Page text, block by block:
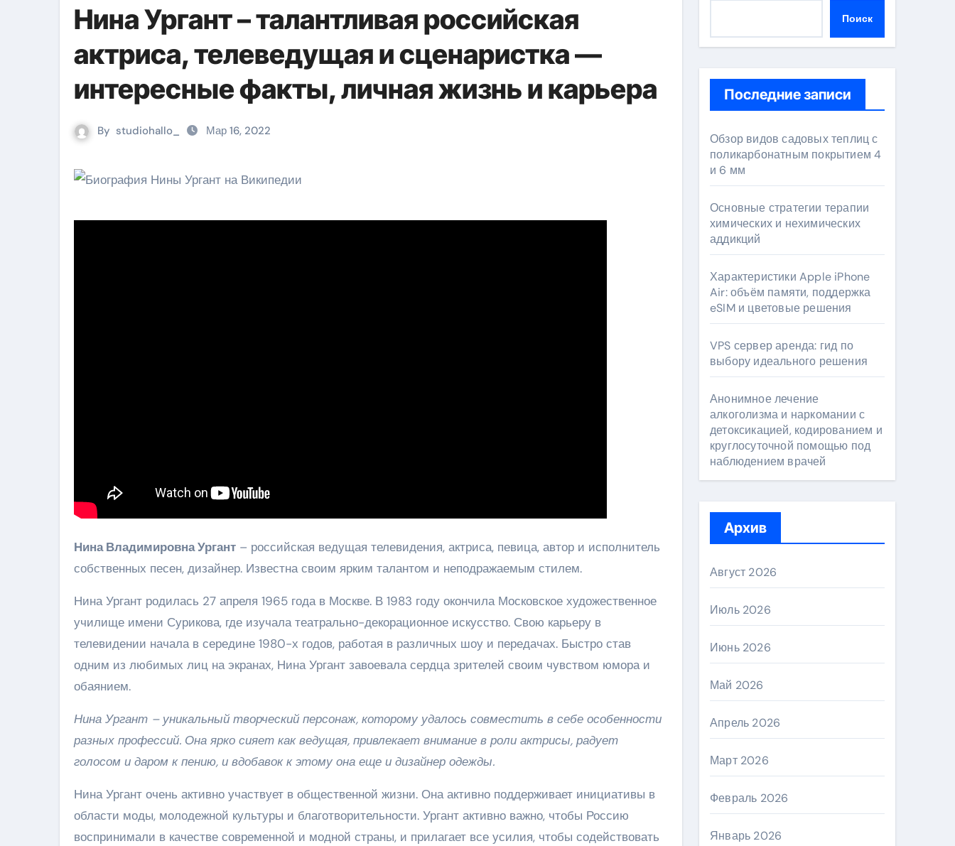
Нина Ургант – талантливая российская
актриса, телеведущая и сценаристка —
интересные факты, личная жизнь и карьера
By studiohallo_ Мар 16, 2022
Нина Владимировна Ургант – российская ведущая телевидения, актриса, певица, автор и исполнитель
собственных песен, дизайнер. Известна своим ярким талантом и неподражаемым стилем.
Нина Ургант родилась 27 апреля 1965 года в Москве. В 1983 году окончила Московское художественное
училище имени Сурикова, где изучала театрально-декорационное искусство. Свою карьеру в
телевидении начала в середине 1980-х годов, работая в различных шоу и передачах. Быстро став
одним из любимых лиц на экранах, Нина Ургант завоевала сердца зрителей своим чувством юмора и
обаянием.
Нина Ургант – уникальный творческий персонаж, которому удалось совместить в себе особенности
разных профессий. Она ярко сияет как ведущая, привлекает внимание в роли актрисы, радует
голосом и даром к пению, и вдобавок к этому она еще и дизайнер одежды.
Нина Ургант очень активно участвует в общественной жизни. Она активно поддерживает инициативы в
области моды, молодежной культуры и благотворительности. Ургант активно важно, чтобы Россию
воспринимали в качестве современной и модной страны, и прилагает все усилия, чтобы содействовать
Поиск
Последние записи
Обзор видов садовых теплиц с
поликарбонатным покрытием 4
и 6 мм
Основные стратегии терапии
химических и нехимических
аддикций
Характеристики Apple iPhone
Air: объём памяти, поддержка
eSIM и цветовые решения
VPS сервер аренда: гид по
выбору идеального решения
Анонимное лечение
алкоголизма и наркомании с
детоксикацией, кодированием и
круглосуточной помощью под
наблюдением врачей
Архив
Август 2026
Июль 2026
Июнь 2026
Май 2026
Апрель 2026
Март 2026
Февраль 2026
Январь 2026